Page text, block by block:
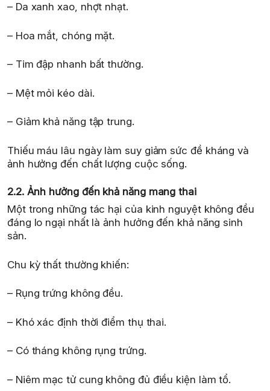
– Da xanh xao, nhợt nhạt.
– Hoa mắt, chóng mặt.
– Tim đập nhanh bất thường.
– Mệt mỏi kéo dài.
– Giảm khả năng tập trung.
Thiếu máu lâu ngày làm suy giảm sức đề kháng và
ảnh hưởng đến chất lượng cuộc sống.
2.2. Ảnh hưởng đến khả năng mang thai
Một trong những tác hại của kinh nguyệt không đều
đáng lo ngại nhất là ảnh hưởng đến khả năng sinh
sản.
Chu kỳ thất thường khiến:
– Rụng trứng không đều.
– Khó xác định thời điểm thụ thai.
– Có tháng không rụng trứng.
– Niêm mạc tử cung không đủ điều kiện làm tổ.